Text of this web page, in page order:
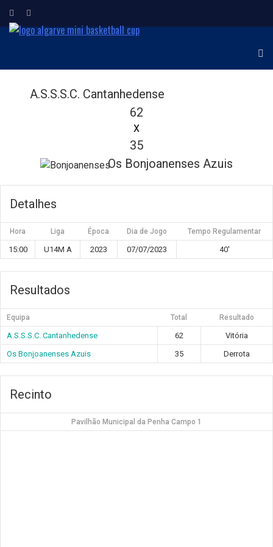
A.S.S.S.C. Cantanhedense
62
X
35
Os Bonjoanenses Azuis
Detalhes
Hora Liga Época Dia de Jogo Tempo Regulamentar
15:00 U14M A 2023 07/07/2023 40'
Resultados
Equipa Total Resultado
A.S.S.S.C. Cantanhedense 62
Vitória
Os Bonjoanenses Azuis
35 Derrota
Recinto
Pavilhão Municipal da Penha Campo 1